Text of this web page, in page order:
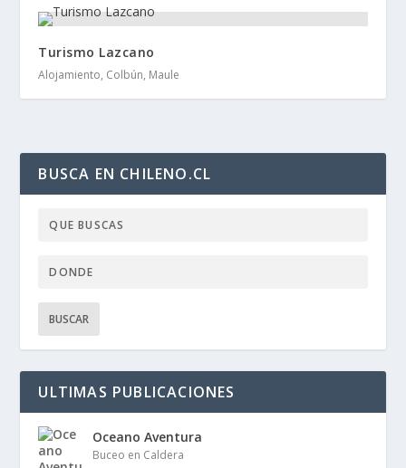
Turismo Lazcano
Alojamiento, Colbún, Maule
BUSCA EN CHILENO.CL
ULTIMAS PUBLICACIONES
Oceano Aventura
Buceo en Caldera